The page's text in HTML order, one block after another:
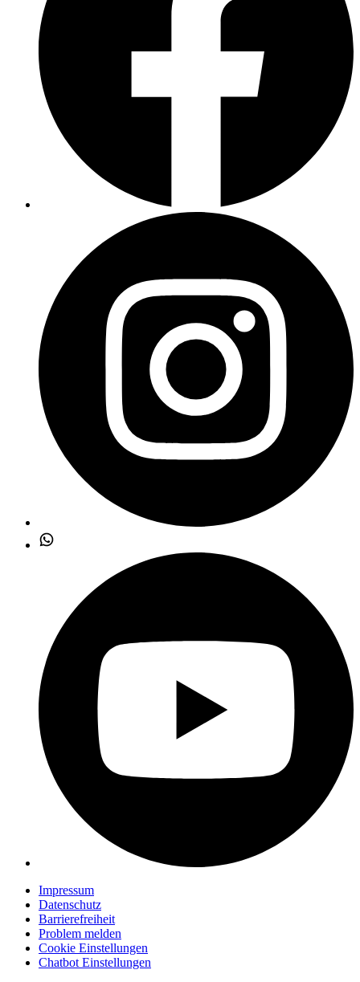
Impressum
Datenschutz
Barrierefreiheit
Problem melden
Cookie Einstellungen
Chatbot Einstellungen